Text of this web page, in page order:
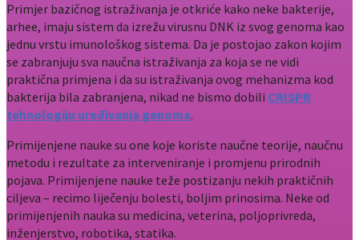
Primjer bazičnog istraživanja je otkriće kako neke bakterije,
arhee, imaju sistem da izrežu virusnu DNK iz svog genoma kao
jednu vrstu imunološkog sistema. Da je postojao zakon kojim
se zabranjuju sva naučna istraživanja za koja se ne vidi
praktična primjena i da su istraživanja ovog mehanizma kod
bakterija bila zabranjena, nikad ne bismo dobili CRISPR
tehnologiju uređivanja genoma.
Primijenjene nauke su one koje koriste naučne teorije, naučnu
metodu i rezultate za interveniranje i promjenu prirodnih
pojava. Primijenjene nauke teže postizanju nekih praktičnih
ciljeva – recimo liječenju bolesti, boljim prinosima. Neke od
primijenjenih nauka su medicina, veterina, poljoprivreda,
inženjerstvo, robotika, statika.